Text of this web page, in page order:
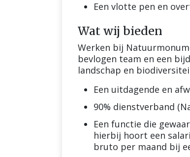
Een vlotte pen en
Wat wij bieden
Werken bij
bevlogen team en een
landschap en
Een uitdagende en
90% dienstverband
Een functie die
hierbij hoort een
bruto per maand bij